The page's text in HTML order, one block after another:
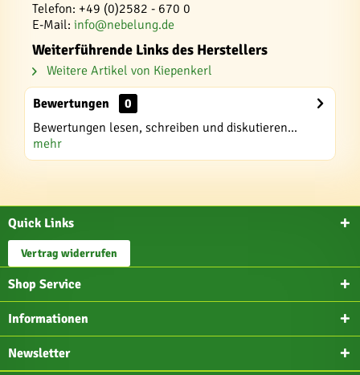
Telefon: +49 (0)2582 - 670 0
E-Mail: info@nebelung.de
Weiterführende Links des Herstellers
Weitere Artikel von Kiepenkerl
Bewertungen
0
Bewertungen lesen, schreiben und diskutieren...
mehr
Quick Links
Vertrag widerrufen
Shop Service
Informationen
Newsletter